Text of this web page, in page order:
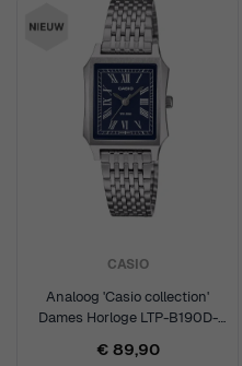
CASIO
Analoog 'Casio collection'
Dames Horloge LTP-B190D-
€ 89,90